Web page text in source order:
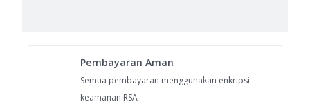
Pembayaran Aman
Semua pembayaran menggunakan enkripsi
keamanan RSA